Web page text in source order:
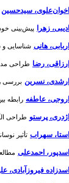
اخوان‌علوی، سید‌حسین
ادیبی، زهرا پیش‌بینی
اربابی، هانی شناسایی و
ارزاقی، رضا طراحی مدل
ارشدی، نسرین بررسی
اروجی، عاطفه رابطه
اژدری، پرستو طراحی
استا، سهراب تأثیر
اسدپور، احمدعلی
اسدزاده فیروزآبادی،